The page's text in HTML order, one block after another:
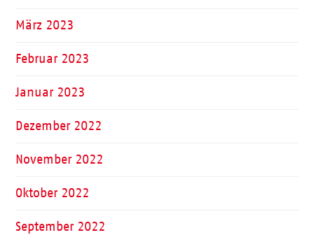
März 2023
Februar 2023
Januar 2023
Dezember 2022
November 2022
Oktober 2022
September 2022